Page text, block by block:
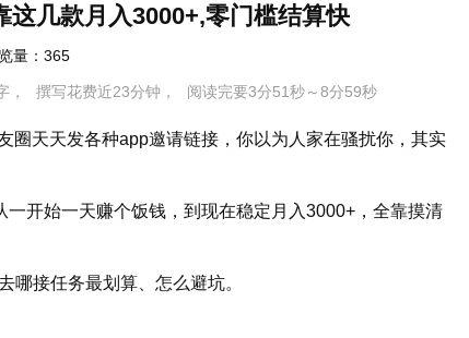
几款月入3000+,零门槛结算快
量：365
， 撰写花费近23分钟， 阅读完要3分51秒～8分59秒
圈天天发各种app邀请链接，你以为人家在骚扰你，其实
开始一天赚个饭钱，到现在稳定月入3000+，全靠摸清
哪接任务最划算、怎么避坑。